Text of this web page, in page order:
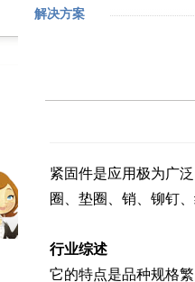
解决方案
紧固件是应用极为广
圈、垫圈、销、铆钉
行业综述
它的特点是品种规格